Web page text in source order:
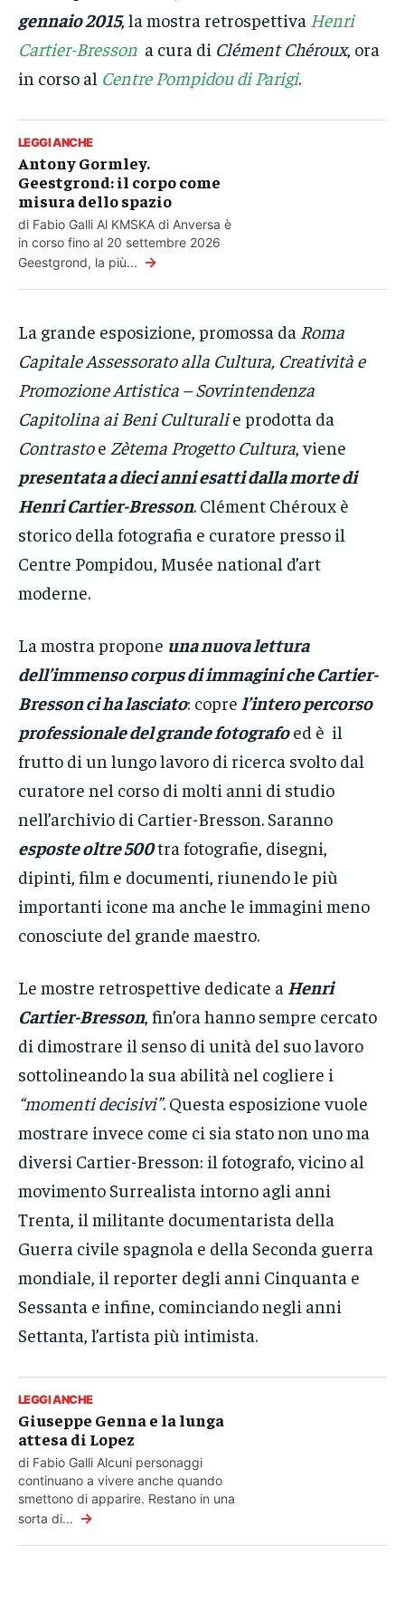
gennaio 2015, la mostra retrospettiva Henri
Cartier-Bresson a cura di Clément Chéroux, ora
in corso al Centre Pompidou di Parigi.
LEGGI ANCHE
Antony Gormley.
Geestgrond: il corpo come
misura dello spazio
di Fabio Galli Al KMSKA di Anversa è
in corso fino al 20 settembre 2026
Geestgrond, la più... →
La grande esposizione, promossa da Roma
Capitale Assessorato alla Cultura, Creatività e
Promozione Artistica – Sovrintendenza
Capitolina ai Beni Culturalie prodotta da
Contrastoe Zètema Progetto Cultura, viene
presentata a dieci anni esatti dalla morte di
Henri Cartier-Bresson. Clément Chéroux è
storico della fotografia e curatore presso il
Centre Pompidou, Musée national d’art
moderne.
La mostra propone una nuova lettura
dell’immenso corpus di immagini che Cartier-
Bresson ci ha lasciato: copre l’intero percorso
professionale del grande fotografoed è il
frutto di un lungo lavoro di ricerca svolto dal
curatore nel corso di molti anni di studio
nell’archivio di Cartier-Bresson. Saranno
esposte oltre 500tra fotografie, disegni,
dipinti, film e documenti, riunendo le più
importanti icone ma anche le immagini meno
conosciute del grande maestro.
Le mostre retrospettive dedicate a Henri
Cartier-Bresson, fin’ora hanno sempre cercato
di dimostrare il senso di unità del suo lavoro
sottolineando la sua abilità nel cogliere i
“momenti decisivi”. Questa esposizione vuole
mostrare invece come ci sia stato non uno ma
diversi Cartier-Bresson: il fotografo, vicino al
movimento Surrealista intorno agli anni
Trenta, il militante documentarista della
Guerra civile spagnola e della Seconda guerra
mondiale, il reporter degli anni Cinquanta e
Sessanta e infine, cominciando negli anni
Settanta, l’artista più intimista.
LEGGI ANCHE
Giuseppe Genna e la lunga
attesa di Lopez
di Fabio Galli Alcuni personaggi
continuano a vivere anche quando
smettono di apparire. Restano in una
sorta di... →